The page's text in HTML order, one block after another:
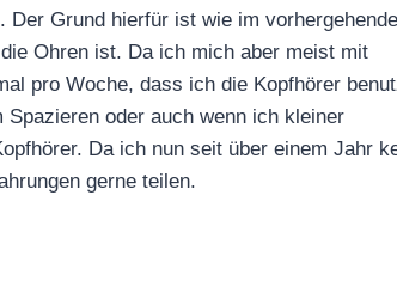
Grund hierfür ist wie im
Ohren ist. Da ich mich aber meist mit
pro Woche, dass ich die Kopfhörer
oder auch wenn ich kleiner
Da ich nun seit über einem Jahr
gerne teilen.